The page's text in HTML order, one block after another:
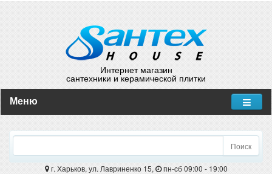
Интернет магазин
сантехники и керамической плитки
Меню
Поиск
г. Харьков, ул. Лавриненко 15, пн-cб 09:00 - 19:00